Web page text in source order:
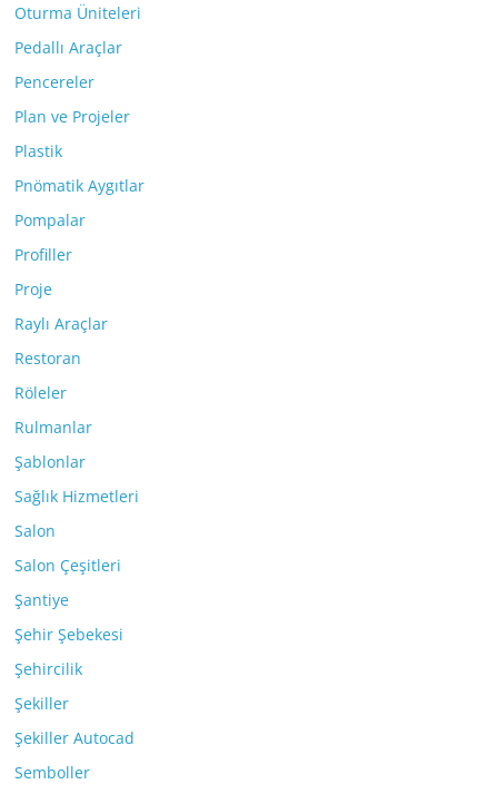
Oturma Üniteleri
Pedallı Araçlar
Pencereler
Plan ve Projeler
Plastik
Pnömatik Aygıtlar
Pompalar
Profiller
Proje
Raylı Araçlar
Restoran
Röleler
Rulmanlar
Şablonlar
Sağlık Hizmetleri
Salon
Salon Çeşitleri
Şantiye
Şehir Şebekesi
Şehircilik
Şekiller
Şekiller Autocad
Semboller